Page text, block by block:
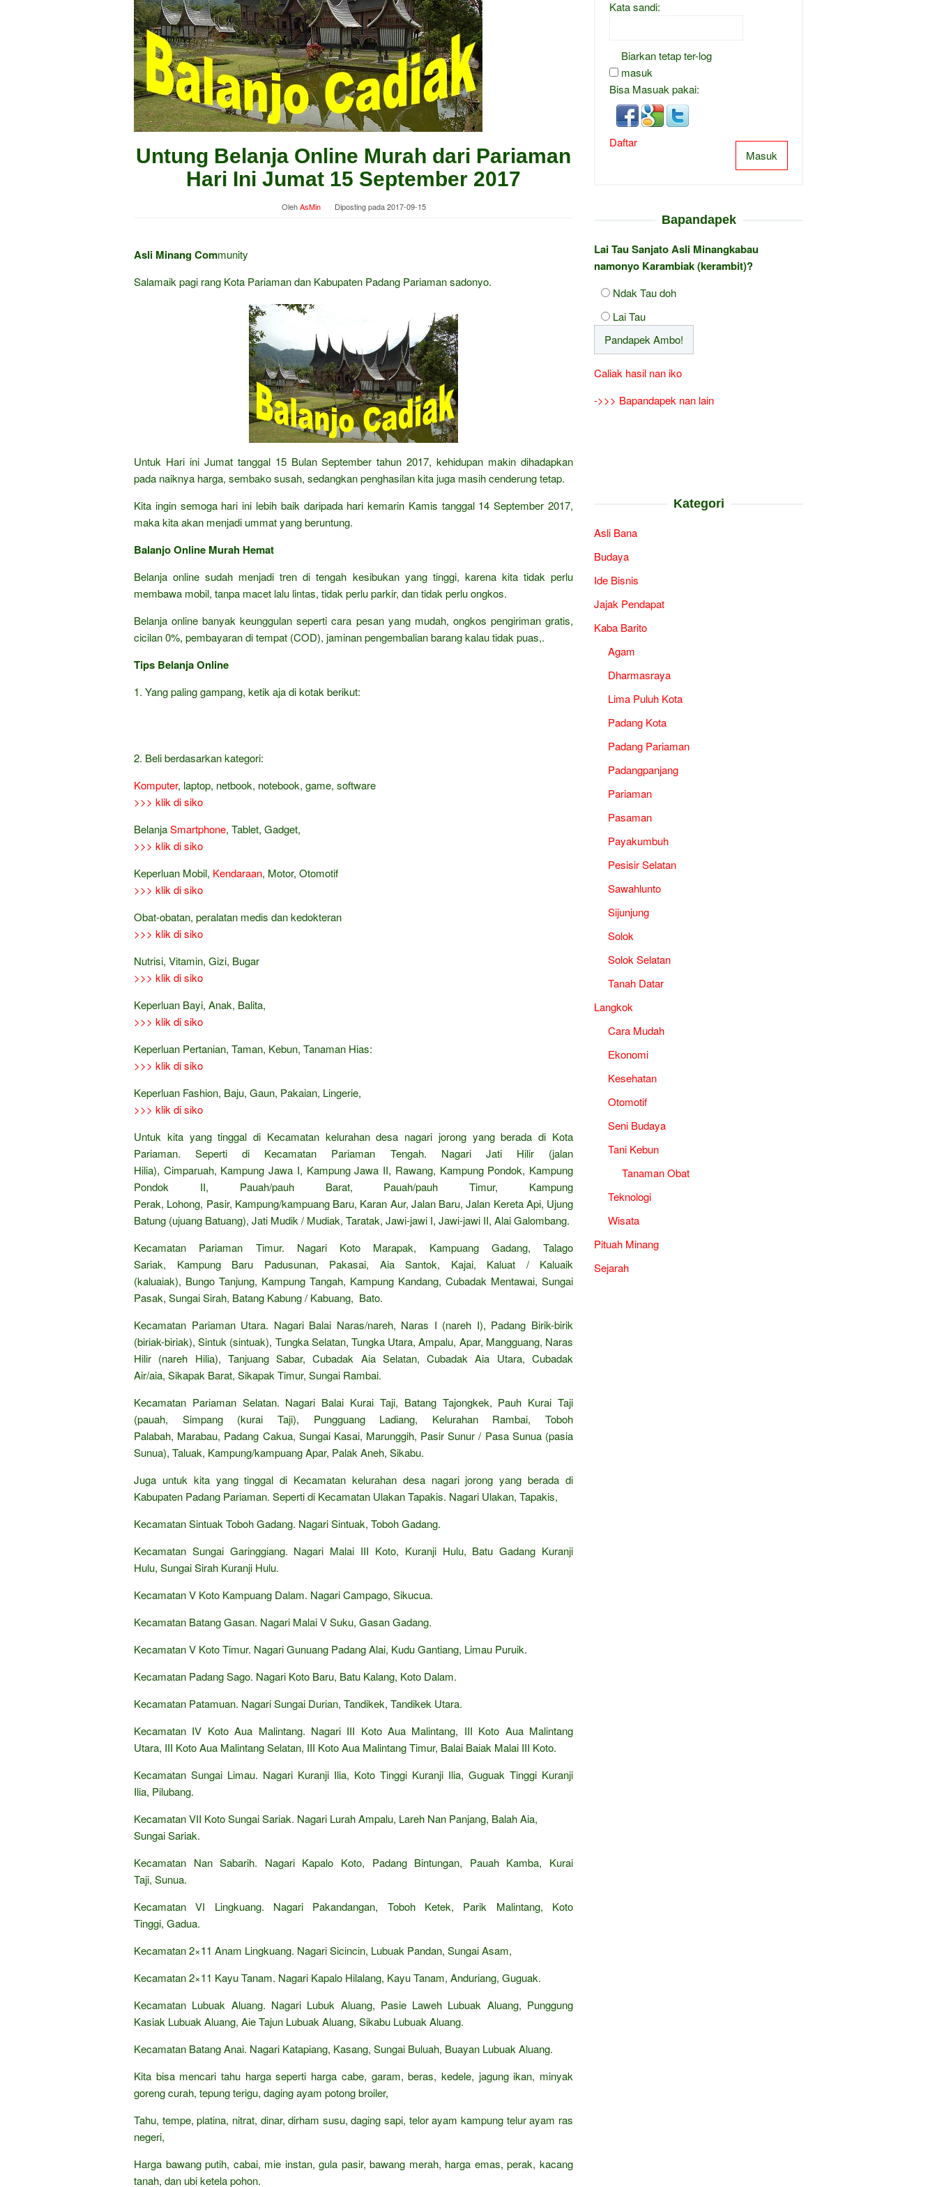
Untung Belanja Online Murah dari Pariaman
Hari Ini Jumat 15 September 2017
OlehAsMin Diposting pada2017-09-15
Asli Minang Community
Salamaik pagi rang Kota Pariaman dan Kabupaten Padang Pariaman sadonyo.
Untuk Hari ini Jumat tanggal 15 Bulan September tahun 2017, kehidupan makin dihadapkan
pada naiknya harga, sembako susah, sedangkan penghasilan kita juga masih cenderung tetap.
Kita ingin semoga hari ini lebih baik daripada hari kemarin Kamis tanggal 14 September 2017,
maka kita akan menjadi ummat yang beruntung.
Balanjo Online Murah Hemat
Belanja online sudah menjadi tren di tengah kesibukan yang tinggi, karena kita tidak perlu
membawa mobil, tanpa macet lalu lintas, tidak perlu parkir, dan tidak perlu ongkos.
Belanja online banyak keunggulan seperti cara pesan yang mudah, ongkos pengiriman gratis,
cicilan 0%, pembayaran di tempat (COD), jaminan pengembalian barang kalau tidak puas,.
Tips Belanja Online
1. Yang paling gampang, ketik aja di kotak berikut:
2. Beli berdasarkan kategori:
Komputer, laptop, netbook, notebook, game, software
>>> klik di siko
BelanjaSmartphone, Tablet, Gadget,
>>> klik di siko
Keperluan Mobil, Kendaraan, Motor, Otomotif
>>> klik di siko
Obat-obatan, peralatan medis dan kedokteran
>>> klik di siko
Nutrisi, Vitamin, Gizi, Bugar
>>> klik di siko
Keperluan Bayi, Anak, Balita,
>>> klik di siko
Keperluan Pertanian, Taman, Kebun, Tanaman Hias:
>>> klik di siko
Keperluan Fashion, Baju, Gaun, Pakaian, Lingerie,
>>> klik di siko
Untuk kita yang tinggal di Kecamatan kelurahan desa nagari jorong yang berada di Kota
Pariaman. Seperti di Kecamatan Pariaman Tengah. Nagari Jati Hilir (jalan
Hilia), Cimparuah, Kampung Jawa I, Kampung Jawa II, Rawang, Kampung Pondok, Kampung
Pondok II, Pauah/pauh Barat, Pauah/pauh Timur, Kampung
Perak, Lohong, Pasir, Kampung/kampuang Baru, Karan Aur, Jalan Baru, Jalan Kereta Api, Ujung
Batung (ujuang Batuang), Jati Mudik / Mudiak, Taratak, Jawi-jawi I, Jawi-jawi II, Alai Galombang.
Kecamatan Pariaman Timur. Nagari Koto Marapak, Kampuang Gadang, Talago
Sariak, Kampung Baru Padusunan, Pakasai, Aia Santok, Kajai, Kaluat / Kaluaik
(kaluaiak), Bungo Tanjung, Kampung Tangah, Kampung Kandang, Cubadak Mentawai, Sungai
Pasak, Sungai Sirah, Batang Kabung / Kabuang, Bato.
Kecamatan Pariaman Utara. Nagari Balai Naras/nareh, Naras I (nareh I), Padang Birik-birik
(biriak-biriak), Sintuk (sintuak), Tungka Selatan, Tungka Utara, Ampalu, Apar, Mangguang, Naras
Hilir (nareh Hilia), Tanjuang Sabar, Cubadak Aia Selatan, Cubadak Aia Utara, Cubadak
Air/aia, Sikapak Barat, Sikapak Timur, Sungai Rambai.
Kecamatan Pariaman Selatan. Nagari Balai Kurai Taji, Batang Tajongkek, Pauh Kurai Taji
(pauah, Simpang (kurai Taji), Pungguang Ladiang, Kelurahan Rambai, Toboh
Palabah, Marabau, Padang Cakua, Sungai Kasai, Marunggih, Pasir Sunur / Pasa Sunua (pasia
Sunua), Taluak, Kampung/kampuang Apar, Palak Aneh, Sikabu.
Juga untuk kita yang tinggal di Kecamatan kelurahan desa nagari jorong yang berada di
Kabupaten Padang Pariaman. Seperti di Kecamatan Ulakan Tapakis. Nagari Ulakan, Tapakis,
Kecamatan Sintuak Toboh Gadang. Nagari Sintuak, Toboh Gadang.
Kecamatan Sungai Garinggiang. Nagari Malai III Koto, Kuranji Hulu, Batu Gadang Kuranji
Hulu, Sungai Sirah Kuranji Hulu.
Kecamatan V Koto Kampuang Dalam. Nagari Campago, Sikucua.
Kecamatan Batang Gasan. Nagari Malai V Suku, Gasan Gadang.
Kecamatan V Koto Timur. Nagari Gunuang Padang Alai, Kudu Gantiang, Limau Puruik.
Kecamatan Padang Sago. Nagari Koto Baru, Batu Kalang, Koto Dalam.
Kecamatan Patamuan. Nagari Sungai Durian, Tandikek, Tandikek Utara.
Kecamatan IV Koto Aua Malintang. Nagari III Koto Aua Malintang, III Koto Aua Malintang
Utara, III Koto Aua Malintang Selatan, III Koto Aua Malintang Timur, Balai Baiak Malai III Koto.
Kecamatan Sungai Limau. Nagari Kuranji Ilia, Koto Tinggi Kuranji Ilia, Guguak Tinggi Kuranji
Ilia, Pilubang.
Kecamatan VII Koto Sungai Sariak. Nagari Lurah Ampalu, Lareh Nan Panjang, Balah Aia,
Sungai Sariak.
Kecamatan Nan Sabarih. Nagari Kapalo Koto, Padang Bintungan, Pauah Kamba, Kurai
Taji, Sunua.
Kecamatan VI Lingkuang. Nagari Pakandangan, Toboh Ketek, Parik Malintang, Koto
Tinggi, Gadua.
Kecamatan 2×11 Anam Lingkuang. Nagari Sicincin, Lubuak Pandan, Sungai Asam,
Kecamatan 2×11 Kayu Tanam. Nagari Kapalo Hilalang, Kayu Tanam, Anduriang, Guguak.
Kecamatan Lubuak Aluang. Nagari Lubuk Aluang, Pasie Laweh Lubuak Aluang, Punggung
Kasiak Lubuak Aluang, Aie Tajun Lubuak Aluang, Sikabu Lubuak Aluang.
Kecamatan Batang Anai. Nagari Katapiang, Kasang, Sungai Buluah, Buayan Lubuak Aluang.
Kita bisa mencari tahu harga seperti harga cabe, garam, beras, kedele, jagung ikan, minyak
goreng curah, tepung terigu, daging ayam potong broiler,
Tahu, tempe, platina, nitrat, dinar, dirham susu, daging sapi, telor ayam kampung telur ayam ras
negeri,
Harga bawang putih, cabai, mie instan, gula pasir, bawang merah, harga emas, perak, kacang
tanah, dan ubi ketela pohon.
Kata sandi:
Biarkan tetap ter-log
masuk
Bisa Masuak pakai:
Masuk
Daftar
Bapandapek
Lai Tau Sanjato Asli Minangkabau
namonyo Karambiak (kerambit)?
Ndak Tau doh
Lai Tau
Caliak hasil nan iko
->>> Bapandapek nan lain
Kategori
Asli Bana
Budaya
Ide Bisnis
Jajak Pendapat
Kaba Barito
Agam
Dharmasraya
Lima Puluh Kota
Padang Kota
Padang Pariaman
Padangpanjang
Pariaman
Pasaman
Payakumbuh
Pesisir Selatan
Sawahlunto
Sijunjung
Solok
Solok Selatan
Tanah Datar
Langkok
Cara Mudah
Ekonomi
Kesehatan
Otomotif
Seni Budaya
Tani Kebun
Tanaman Obat
Teknologi
Wisata
Pituah Minang
Sejarah